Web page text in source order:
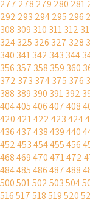
277 278 279 280 281
292 293 294295 296
308 309 310 311312
324325 326 327 328
340 341342 343 344
356 357 358 359 360
372 373 374375 376
388 389 390 391392
404405406407408
420421422423424
436437438439440
452453454455456
468469470471472
484485486487488
500501502503504
516517518519520